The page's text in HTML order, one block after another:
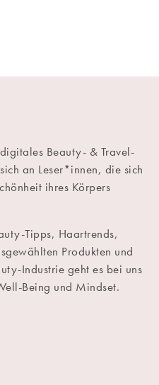
Beauty- & Travel-
an Leser*innen, die sich
ihres Körpers
Tipps, Haartrends,
Produkten und
Industrie geht es bei uns
Being und Mindset.